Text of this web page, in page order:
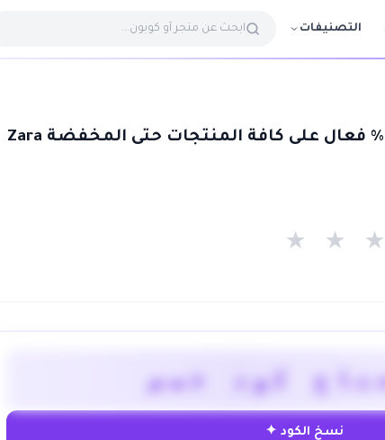
التصنيفات
★ ★ ★
كود خصم
نسخ الكود ✦